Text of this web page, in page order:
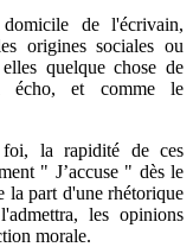
de l'écrivain,
origines sociales ou
quelque chose de
écho, et comme le
foi, la rapidité de ces
" J’accuse " dès le
la part d'une rhétorique
les opinions
morale.